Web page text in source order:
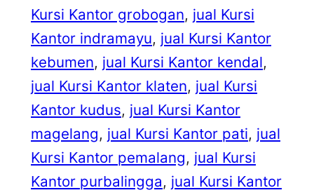
Kursi Kantor grobogan, jual Kursi
Kantor indramayu, jual Kursi Kantor
kebumen, jual Kursi Kantor kendal
jual Kursi Kantor klaten, jual Kursi
Kantor kudus, jual Kursi Kantor
magelang, jual Kursi Kantor pati, jual
Kursi Kantor pemalang, jual Kursi
Kantor purbalingga, jual Kursi Kantor